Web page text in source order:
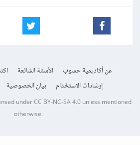
عن أكاديمية حسوب الأسئلة الشائعة
إرشادات الاستخدام
بيان الخصوصية
underCC BY-NC-SA 4.0unless mentioned
otherwise.